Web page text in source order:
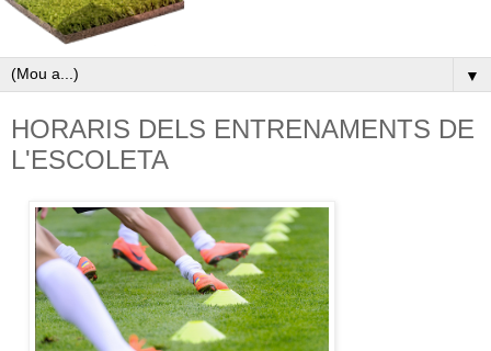
▼
HORARIS DELS ENTRENAMENTS DE
L'ESCOLETA